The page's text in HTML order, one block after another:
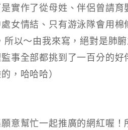
實作了從母姓、伴侶曾請
女情結、只有游泳隊會用
以～由我來寫，絕對是肺
事全部都挑到了一百分的
，哈哈哈）
意幫忙一起推廣的網紅喔